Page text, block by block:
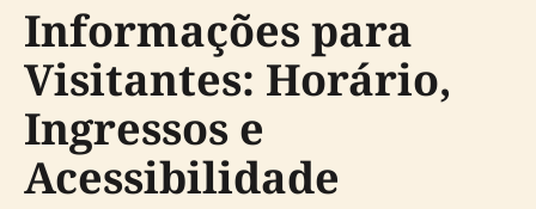
Informações para
Visitantes: Horário,
Ingressos e
Acessibilidade